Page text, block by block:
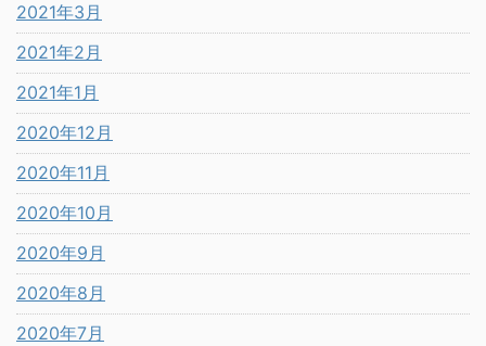
2021年3月
2021年2月
2021年1月
2020年12月
2020年11月
2020年10月
2020年9月
2020年8月
2020年7月